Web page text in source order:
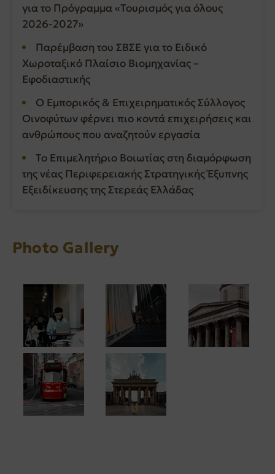
για το Πρόγραμμα «Τουρισμός για όλους
2026-2027»
Παρέμβαση του ΣΒΣΕ για το Ειδικό
Χωροταξικό Πλαίσιο Βιομηχανίας –
Εφοδιαστικής
Ο Εμπορικός & Επιχειρηματικός Σύλλογος
Οινοφύτων φέρνει πιο κοντά επιχειρήσεις και
ανθρώπους που αναζητούν εργασία
Το Επιμελητήριο Βοιωτίας στη διαμόρφωση
της νέας Περιφερειακής Στρατηγικής Έξυπνης
Εξειδίκευσης της Στερεάς Ελλάδας
Photo Gallery